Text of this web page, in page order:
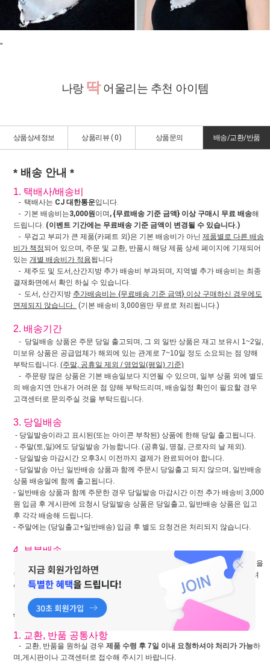
"
나랑 딱어울리는 추천 아이템
상품상세정보 상품리뷰 ( 0) 상품문의 배송/교환/반품
* 배송 안내 *
1. 택배사/배송비
- 택배사는 CJ 대한통운입니다.
- 기본 배송비는3,000원이며 , {무료배송 기준 금액} 이상 구매시 무료 배송해
드립니다. (이벤트 기간에는 무료배송 기준 금액이 변경될 수 있습니다.)
- 무겁고 부피가 큰 제품(카페트 외)은 기본 배송비가 아닌 제품별로 다른 배송
비가 책정되어 있으며, 주문 및 교환, 반품시 해당 제품 상세 페이지에 기재되어
있는 개별 배송비가 적용됩니다
- 제주도 및 도서,산간지방 추가 배송비 부과되며, 지역별 추가 배송비는 최종
결재화면에서 확인 하실 수 있습니다.
- 도서, 산간지방 추가배송비는 {무료배송 기준 금액} 이상 구매하신 경우에도
면제되지 않습니다. (기본 배송비 3,000원만 무료로 처리됩니다.)
2. 배송기간
- 당일배송 상품은 주문 당일 출고되며, 그 외 일반 상품은 재고 보유시 1~2일,
미보유 상품은 공급업체가 해외에 있는 관계로 7~10일 정도 소요되는 점 양해
부탁드립니다. (주말, 공휴일 제외 / 영업일(평일) 기준)
- 주문량 많은 상품은 기본 배송일보다 지연될 수 있으며, 일부 상품 외에 별도
의 배송지연 안내가 어려운 점 양해 부탁드리며, 배송일정 확인이 필요할 경우
고객센터로 문의주실 것을 부탁드립니다.
3. 당일배송
- 당일발송이라고 표시된(또는 아이콘 부착된) 상품에 한해 당일 출고됩니다.
- 주말(토,일)에도 당일발송 가능합니다. (공휴일, 명절, 근로자의 날 제외).
- 당일발송 마감시간 오후3시 이전까지 결제가 완료되어야 합니다.
- 당일발송 아닌 일반배송 상품과 함께 주문시 당일출고 되지 않으며, 일반배송
상품 배송일에 함께 출고됩니다.
- 일반배송 상품과 함께 주문한 경우 당일발송 마감시간 이전 추가 배송비 3,000
원 입금 후 게시판에 요청시 당일발송 상품은 당일출고, 일반배송 상품은 입고
후 각각 배송해 드립니다.
- 주말에는 (당일출고+일반배송) 입금 후 별도 요청건은 처리되지 않습니다.
4. 부분배송
- 부분배송으로 상품을 여러 번에 나눠서 받으신 경우라도 반품시에는 물품을
한 번에 보내주셔야 하며, 여러 번 나눠서 보내실 경우 추가 배송비를 부담하셔
야 합니다.
* 교환, 반품 안내 *
1. 교환, 반품 공통사항
- 교환, 반품을 원하실 경우 제품 수령 후 7일 이내 요청하셔야 처리가 가능하
며,게시판이나 고객센터로 접수해 주시기 바랍니다.